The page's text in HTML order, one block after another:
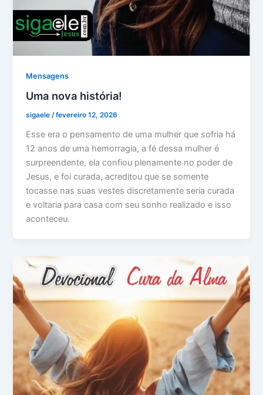
Mensagens
Uma nova história!
sigaele/fevereiro 12, 2026
Esse era o pensamento de uma mulher que sofria há
12 anos de uma hemorragia, a fé dessa mulher é
surpreendente, ela confiou plenamente no poder de
Jesus, e foi curada, acreditou que se somente
tocasse nas suas vestes discretamente seria curada
e voltaria para casa com seu sonho realizado e isso
aconteceu.